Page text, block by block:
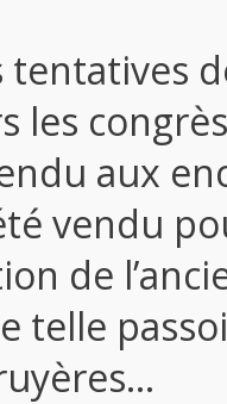
les
aux
vendu
de
telle